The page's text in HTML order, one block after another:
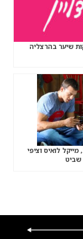
שיער בהרצליה
לואיס וציפי
שביט